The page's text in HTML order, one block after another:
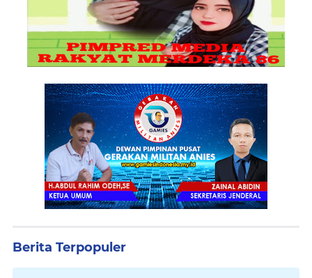
Berita Terpopuler